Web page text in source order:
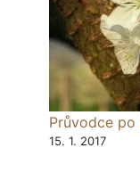
Průvodce
15. 1. 2017